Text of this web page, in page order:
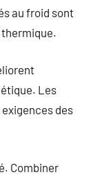
au froid sont
Les
des
Combiner